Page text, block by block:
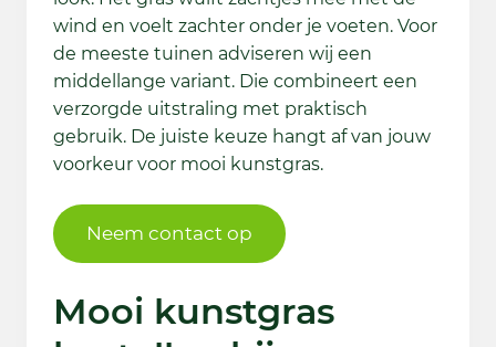
wind en voelt zachter onder je voeten. Voor
de meeste tuinen adviseren wij een
middellange variant. Die combineert een
verzorgde uitstraling met praktisch
gebruik. De juiste keuze hangt af van jouw
voorkeur voor mooi kunstgras.
Neem contact op
Mooi kunstgras